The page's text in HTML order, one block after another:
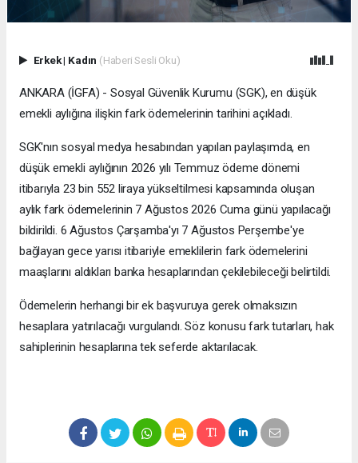
Erkek| Kadın (Haberi Sesli Oku)
ANKARA (İGFA) - Sosyal Güvenlik Kurumu (SGK), en düşük
emekli aylığına ilişkin fark ödemelerinin tarihini açıkladı.
SGK'nın sosyal medya hesabından yapılan paylaşımda, en
düşük emekli aylığının 2026 yılı Temmuz ödeme dönemi
itibarıyla 23 bin 552 liraya yükseltilmesi kapsamında oluşan
aylık fark ödemelerinin 7 Ağustos 2026 Cuma günü yapılacağı
bildirildi. 6 Ağustos Çarşamba'yı 7 Ağustos Perşembe'ye
bağlayan gece yarısı itibariyle emeklilerin fark ödemelerini
maaşlarını aldıkları banka hesaplarından çekilebileceği belirtildi.
Ödemelerin herhangi bir ek başvuruya gerek olmaksızın
hesaplara yatırılacağı vurgulandı. Söz konusu fark tutarları, hak
sahiplerinin hesaplarına tek seferde aktarılacak.